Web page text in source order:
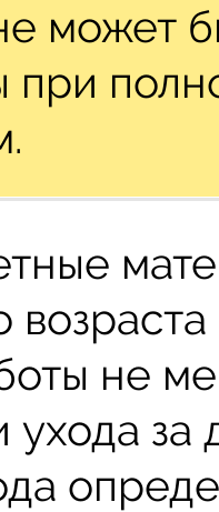
может
при
не
ухода за